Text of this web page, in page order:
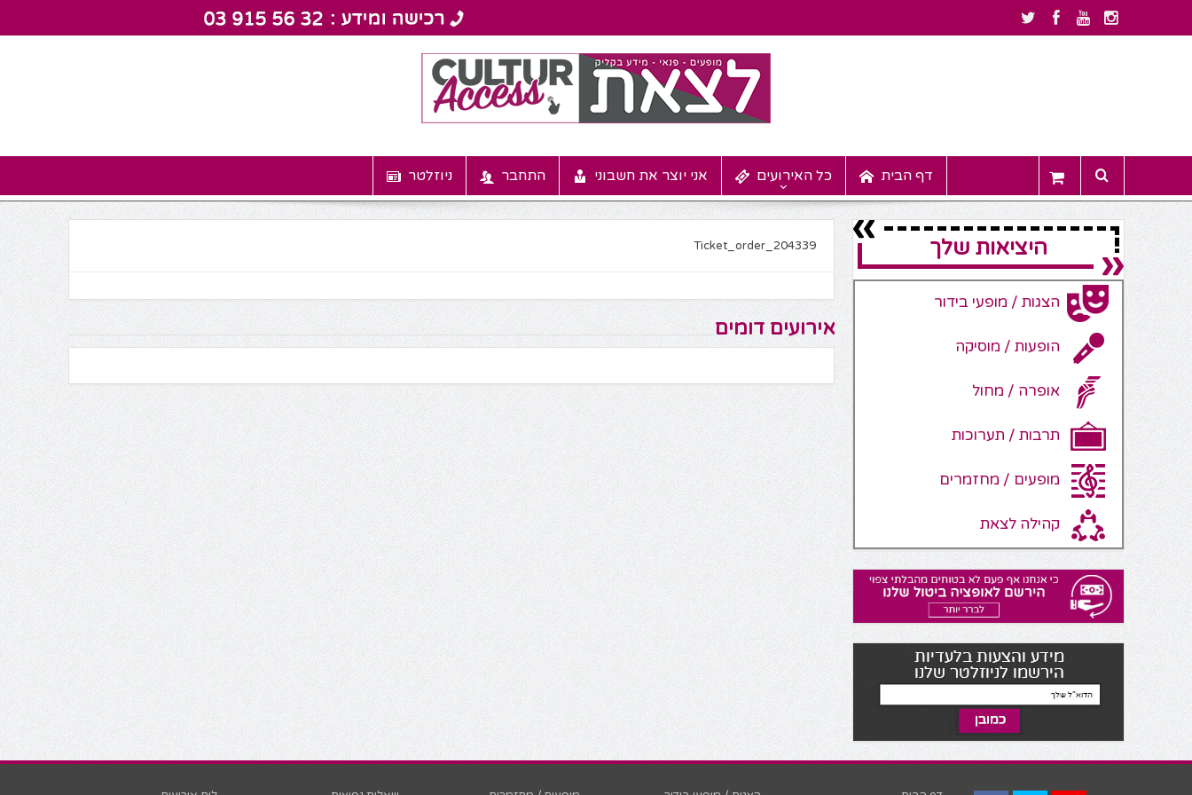
ניוזלטר התחבר אני יוצר את חשבוני כל האירועים דף הבית
Ticket_order_204339
אירועים דומים
היציאות שלך
הצגות / מופעי בידור
הופעות / מוסיקה
אופרה / מחול
תרבות / תערוכות
מופעים / מחזמרים
קהילה לצאת